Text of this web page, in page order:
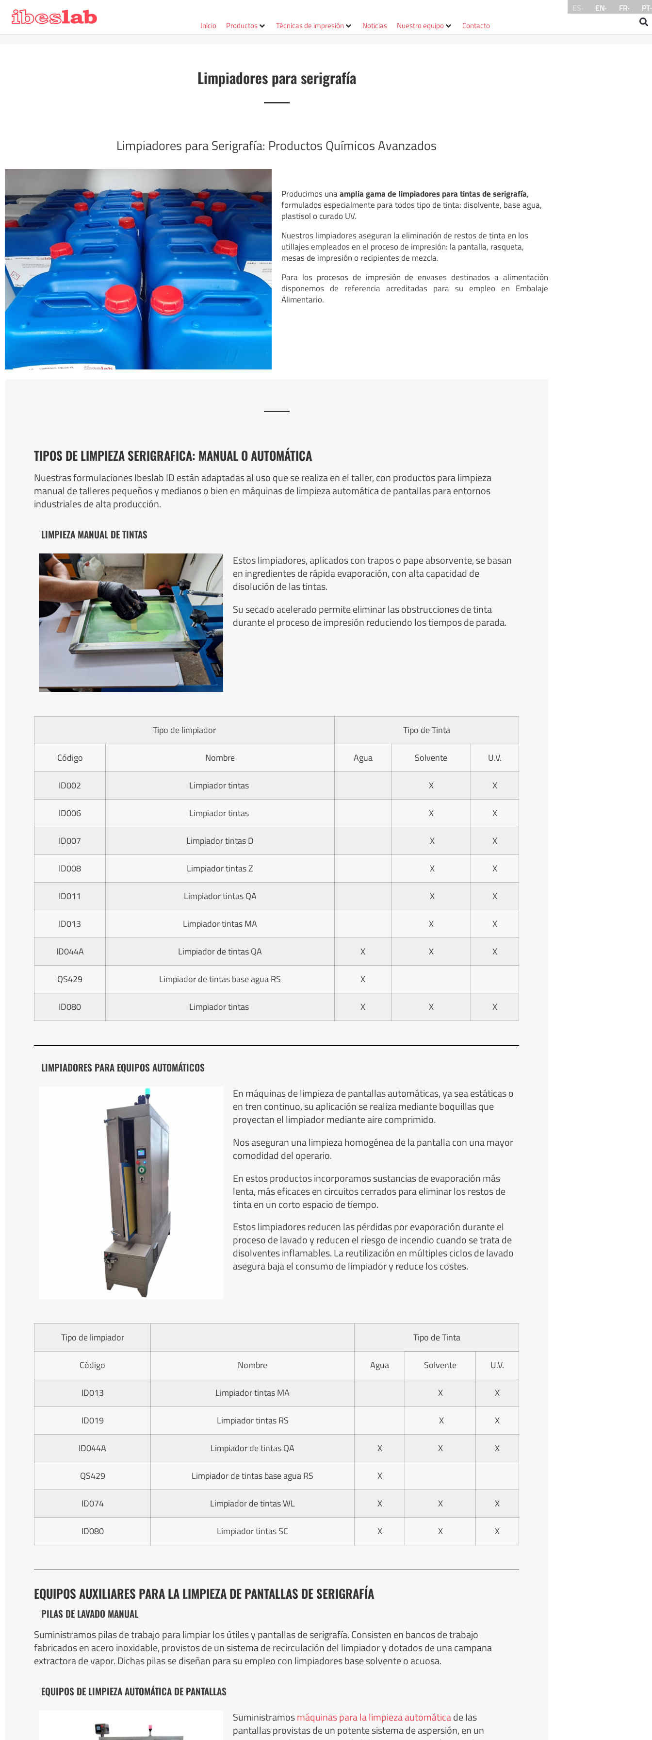
ES· EN· FR· PT·
Inicio Productos Técnicas de impresión Noticias Nuestro equipo Contacto
Limpiadores para serigrafía
Limpiadores para Serigrafía: Productos Químicos Avanzados
Producimos unaamplia gama de limpiadores para tintas de serigrafía,
formulados especialmente para todos tipo de tinta: disolvente, base agua,
plastisol o curado UV.
Nuestros limpiadores aseguran la eliminación de restos de tinta en los
utillajes empleados en el proceso de impresión: la pantalla, rasqueta,
mesas de impresión o recipientes de mezcla.
Para los procesos de impresión de envases destinados a alimentación
disponemos de referencia acreditadas para su empleo en Embalaje
Alimentario.
TIPOS DE LIMPIEZA SERIGRAFICA: MANUAL O AUTOMÁTICA
Nuestras formulaciones Ibeslab ID están adaptadas al uso que se realiza en el taller, con productos para limpieza
manual de talleres pequeños y medianos o bien en máquinas de limpieza automática de pantallas para entornos
industriales de alta producción.
LIMPIEZA MANUAL DE TINTAS
Estos limpiadores, aplicados con trapos o pape absorvente, se basan
en ingredientes de rápida evaporación, con alta capacidad de
disolución de las tintas.
Su secado acelerado permite eliminar las obstrucciones de tinta
durante el proceso de impresión reduciendo los tiempos de parada.
Tipo de limpiador Tipo de Tinta
Código Nombre Agua Solvente U.V.
ID002 Limpiador tintas X X
lD006 Limpiador tintas X X
ID007 Limpiador tintas D X X
ID008 Limpiador tintas Z X X
ID011 Limpiador tintas QA X X
ID013 Limpiador tintas MA X X
ID044A Limpiador de tintas QA X X X
QS429 Limpiador de tintas base agua RS X
ID080 Limpiador tintas X X X
LIMPIADORES PARA EQUIPOS AUTOMÁTICOS
En máquinas de limpieza de pantallas automáticas, ya sea estáticas o
en tren continuo, su aplicación se realiza mediante boquillas que
proyectan el limpiador mediante aire comprimido.
Nos aseguran una limpieza homogénea de la pantalla con una mayor
comodidad del operario.
En estos productos incorporamos sustancias de evaporación más
lenta, más eficaces en circuitos cerrados para eliminar los restos de
tinta en un corto espacio de tiempo.
Estos limpiadores reducen las pérdidas por evaporación durante el
proceso de lavado y reducen el riesgo de incendio cuando se trata de
disolventes inflamables. La reutilización en múltiples ciclos de lavado
asegura baja el consumo de limpiador y reduce los costes.
Tipo de limpiador Tipo de Tinta
Código Nombre Agua Solvente U.V.
ID013 Limpiador tintas MA X X
ID019 Limpiador tintas RS X X
ID044A Limpiador de tintas QA X X X
QS429 Limpiador de tintas base agua RS X
ID074 Limpiador de tintas WL X X X
ID080 Limpiador tintas SC X X X
EQUIPOS AUXILIARES PARA LA LIMPIEZA DE PANTALLAS DE SERIGRAFÍA
PILAS DE LAVADO MANUAL
Suministramos pilas de trabajo para limpiar los útiles y pantallas de serigrafía. Consisten en bancos de trabajo
fabricados en acero inoxidable, provistos de un sistema de recirculación del limpiador y dotados de una campana
extractora de vapor. Dichas pilas se diseñan para su empleo con limpiadores base solvente o acuosa.
EQUIPOS DE LIMPIEZA AUTOMÁTICA DE PANTALLAS
Suministramosmáquinas para la limpieza automáticade las
pantallas provistas de un potente sistema de aspersión, en un